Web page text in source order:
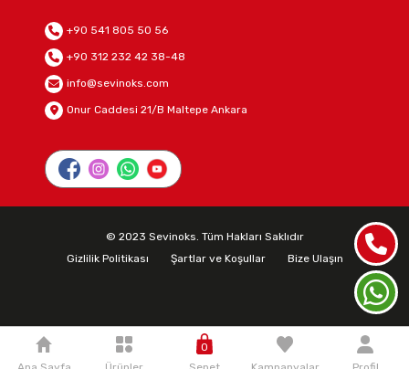
0
+90 541 805 50 56
+90 312 232 42 38-48
info@sevinoks.com
Onur Caddesi 21/B Maltepe Ankara
© 2023 Sevinoks. Tüm Hakları Saklıdır
Gizlilik Politikası
Şartlar ve Koşullar Bize Ulaşın